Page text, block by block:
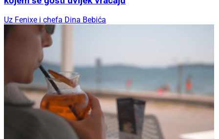
Uz Fenixe i chefa Dina Bebića